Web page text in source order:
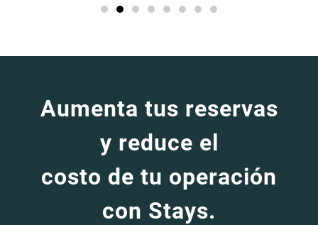
Aumenta tus reservas
y reduce el
costo de tu operación
con Stays.